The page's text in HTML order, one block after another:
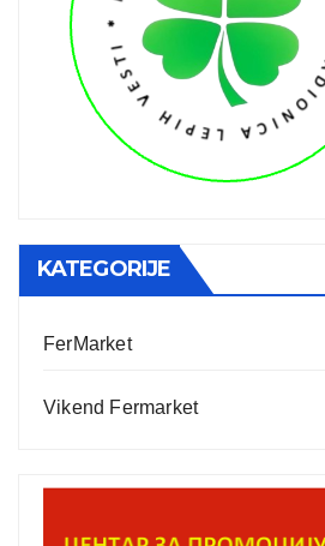
KATEGORIJE
FerMarket
Vikend Fermarket